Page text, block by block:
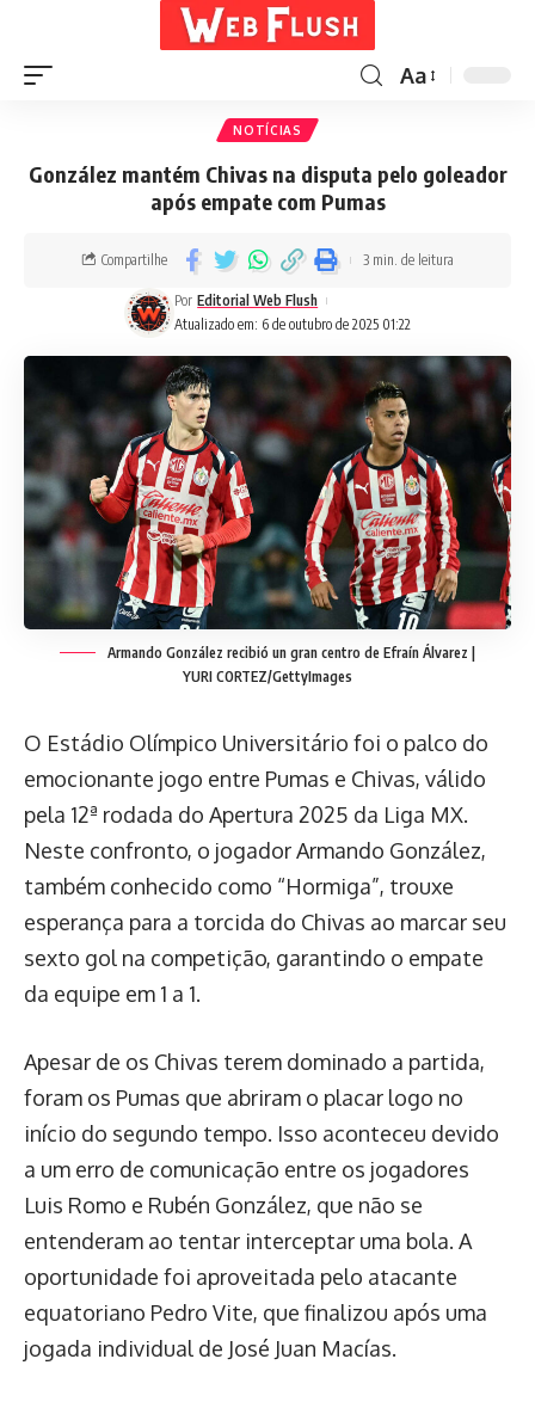
Aa
NOTÍCIAS
González mantém Chivas na disputa pelo goleador
após empate com Pumas
Atualizado em: 6 de outubro de 2025 01:22
Por Editorial Web Flush
Compartilhe 3 min. de leitura
Armando González recibió un gran centro de Efraín Álvarez |
YURI CORTEZ/GettyImages
O Estádio Olímpico Universitário foi o palco do
emocionante jogo entre Pumas e Chivas, válido
pela 12ª rodada do Apertura 2025 da Liga MX.
Neste confronto, o jogador Armando González,
também conhecido como “Hormiga”, trouxe
esperança para a torcida do Chivas ao marcar seu
sexto gol na competição, garantindo o empate
da equipe em 1 a 1.
Apesar de os Chivas terem dominado a partida,
foram os Pumas que abriram o placar logo no
início do segundo tempo. Isso aconteceu devido
a um erro de comunicação entre os jogadores
Luis Romo e Rubén González, que não se
entenderam ao tentar interceptar uma bola. A
oportunidade foi aproveitada pelo atacante
equatoriano Pedro Vite, que finalizou após uma
jogada individual de José Juan Macías.